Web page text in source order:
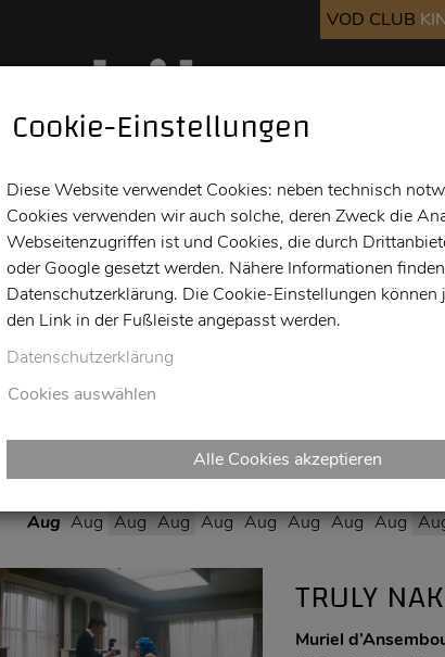
VOD CLUB
Kino Bar Info
Aug Aug Aug Aug
Mo
Aug
Di
Aug
Mi
Aug
Do
Aug Aug
TRULY
Muriel
Cookie-Einstellungen
Diese Website verwendet Cookies: neben technisch
Cookies verwenden wir auch solche, deren Zweck die
Webseitenzugriffen ist und Cookies, die durch
oder Google gesetzt werden. Nähere Informationen
Datenschutzerklärung. Die Cookie-Einstellungen können
den Link in der Fußleiste angepasst werden.
Datenschutzerklärung
Cookies auswählen
Alle Cookies akzeptieren